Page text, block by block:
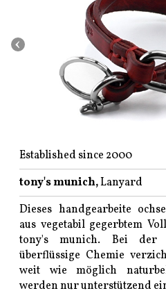
‹
Established since 2000
tony's munich,Lanyard
Dieses handgearbeite
aus vegetabil gegerbtem
tony's munich. Bei der
überflüssige Chemie
weit wie möglich
werden nur unterstützend